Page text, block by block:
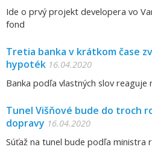
Ide o prvý projekt developera vo
fond
Tretia banka v krátkom čase
hypoték 16.04.2020
Banka podľa vlastných slov reaguje
Tunel Višňové bude do troch
dopravy 16.04.2020
Súťaž na tunel bude podľa ministra